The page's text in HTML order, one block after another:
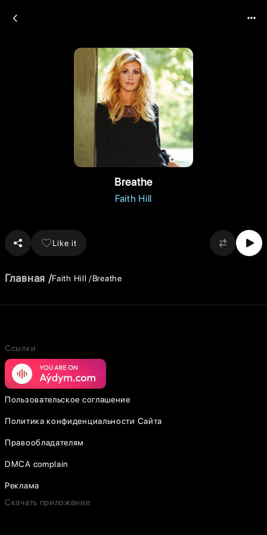
Breathe
Faith Hill
Like it
Главная Faith Hill Breathe
Ссылки
Пользовательское соглашение
Политика конфиденциальности Сайта
Правообладателям
DMCA complain
Реклама
Скачать приложение